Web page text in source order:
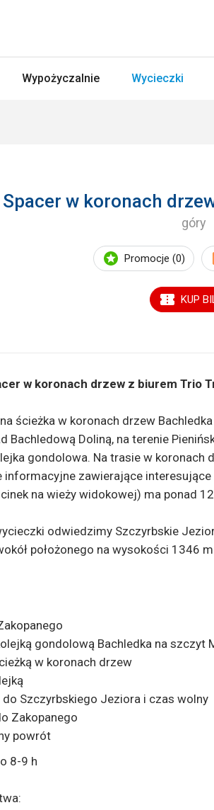
Wypożyczalnie Wycieczki
Spacer w koronach
góry
Promocje (0)
KUP
w koronach drzew z biurem Trio
ścieżka w koronach drzew
Bachledową Doliną, na terenie
gondolowa. Na trasie w
zawierające
na wieży widokowej) ma ponad
odwiedzimy Szczyrbskie
położonego na wysokości 1346
gondolową Bachledka na szczyt
w koronach drzew
Szczyrbskiego Jeziora i czas wolny
Zakopanego
powrót
8-9 h